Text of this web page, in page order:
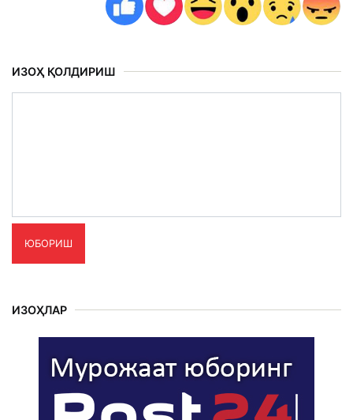
ИЗОҲ ҚОЛДИРИШ
ЮБОРИШ
ИЗОҲЛАР